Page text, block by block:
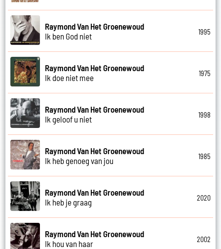
Raymond Van Het Groenewoud
Ik ben God niet
1995
Raymond Van Het Groenewoud
Ik doe niet mee
1975
Raymond Van Het Groenewoud
Ik geloof u niet
1998
Raymond Van Het Groenewoud
Ik heb genoeg van jou
1985
Raymond Van Het Groenewoud
Ik heb je graag
2020
Raymond Van Het Groenewoud
Ik hou van haar
2002